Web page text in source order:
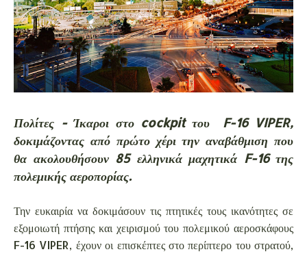
Πολίτες - Ίκαροι στο cockpit του F-16 VIPER,
δοκιμάζοντας από πρώτο χέρι την αναβάθμιση που
θα ακολουθήσουν 85 ελληνικά μαχητικά F-16 της
πολεμικής αεροπορίας.
Την ευκαιρία να δοκιμάσουν τις πτητικές τους ικανότητες σε
εξομοιωτή πτήσης και χειρισμού του πολεμικού αεροσκάφους
F-16 VIPER, έχουν οι επισκέπτες στο περίπτερο του στρατού,